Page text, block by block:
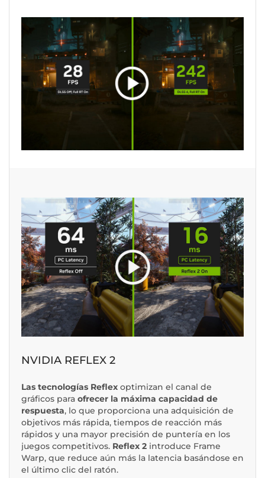
NVIDIA REFLEX 2
Las tecnologías Reflex optimizan el canal de
gráficos para ofrecer la máxima capacidad de
respuesta, lo que proporciona una adquisición de
objetivos más rápida, tiempos de reacción más
rápidos y una mayor precisión de puntería en los
juegos competitivos. Reflex 2 introduce Frame
Warp, que reduce aún más la latencia basándose en
el último clic del ratón.